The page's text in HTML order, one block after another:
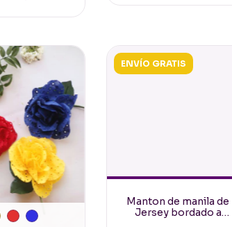
ENVÍO GRATIS
Manton de manila de
Jersey bordado a